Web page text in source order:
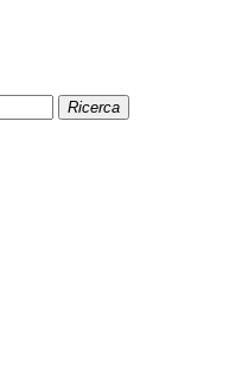
Ricerca